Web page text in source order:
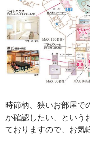
時節柄、狭いお部屋で
か確認したい、という
ておりますので、お気